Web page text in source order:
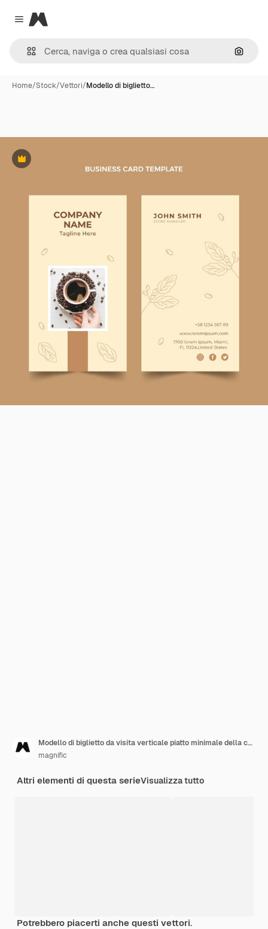
Close menu
Magnific
Cerca
Home/Stock/Vettori/Modello di biglietto…
Premium
Modello di biglietto da visita verticale piatto minimale della caffetteria
magnific
Altri elementi di questa serieVisualizza tutto
Potrebbero piacerti anche questi vettori.